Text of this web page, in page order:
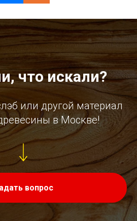
что искали?
или другой материал
в Москве!
вопрос